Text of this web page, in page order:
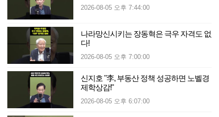
2026-08-05 오후 7:44:00
나라망신시키는 장동혁은 극우 자격도 없
다!
2026-08-05 오후 7:00:00
신지호 "李, 부동산 정책 성공하면 노벨경
제학상감!"
2026-08-05 오후 6:07:00